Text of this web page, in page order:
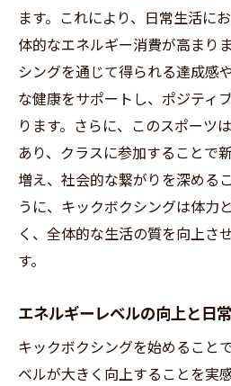
ます。これにより、日常生活に
体的なエネルギー消費が高まり
シングを通じて得られる達成感
な健康をサポートし、ポジティ
ります。さらに、このスポーツ
あり、クラスに参加することで
増え、社会的な繋がりを深める
うに、キックボクシングは体力
く、全体的な生活の質を向上さ
す。
エネルギーレベルの向上と日
キックボクシングを始めること
ベルが大きく向上することを実